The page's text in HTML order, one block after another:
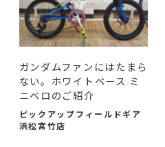
ガンダムファンにはたまら
ない。ホワイトベース ミ
ニベロのご紹介
ピックアップフィールドギア
浜松宮竹店